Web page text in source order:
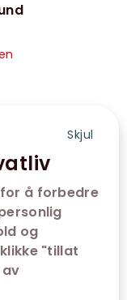
Skjul
å forbedre
og
"tillat